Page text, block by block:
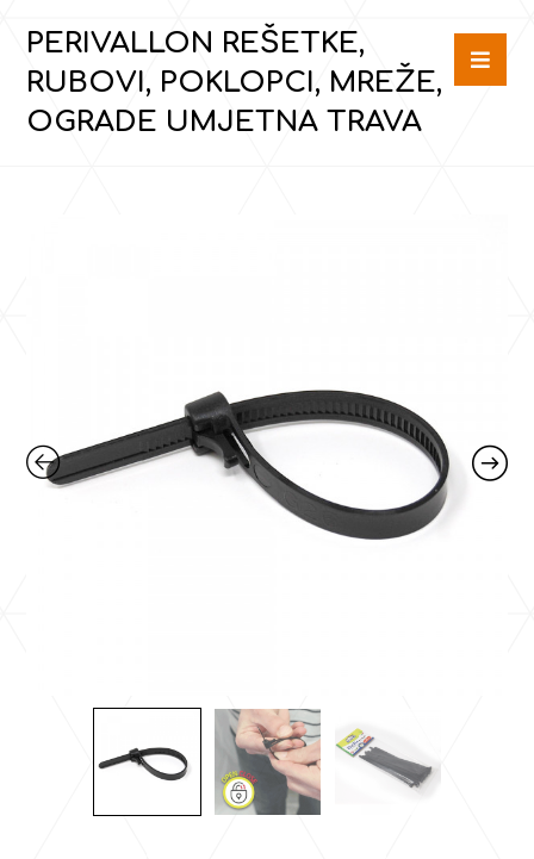
PERIVALLON REŠETKE,
RUBOVI, POKLOPCI, MREŽE,
OGRADE UMJETNA TRAVA